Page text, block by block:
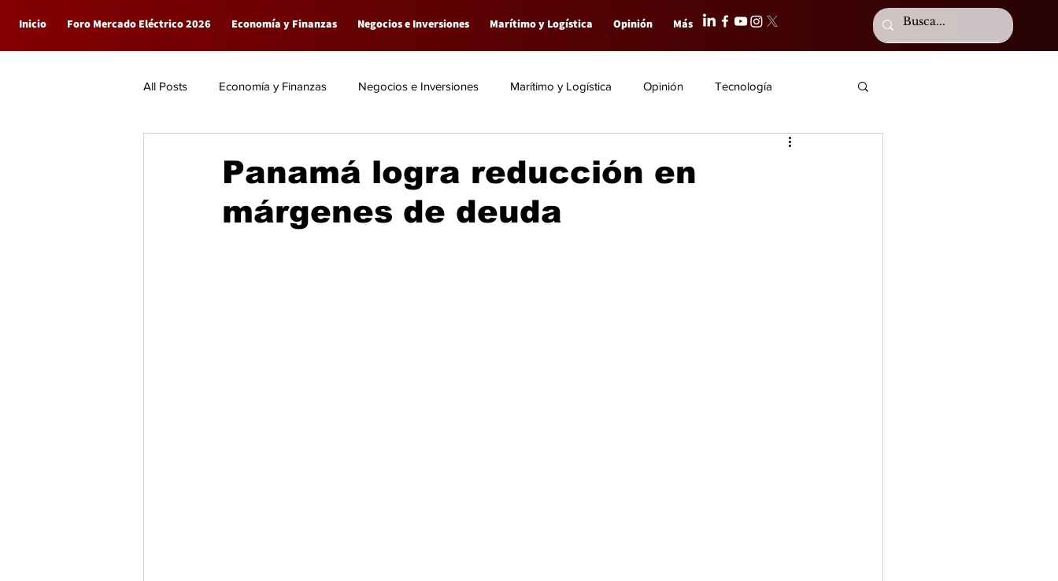
Inicio Foro Mercado Eléctrico 2026 Economía y Finanzas Negocios e Inversiones Marítimo y Logística Opinión Más
All Posts Economía y Finanzas Negocios e Inversiones Marítimo y Logística Opinión Tecnología
Panamá logra reducción en
márgenes de deuda